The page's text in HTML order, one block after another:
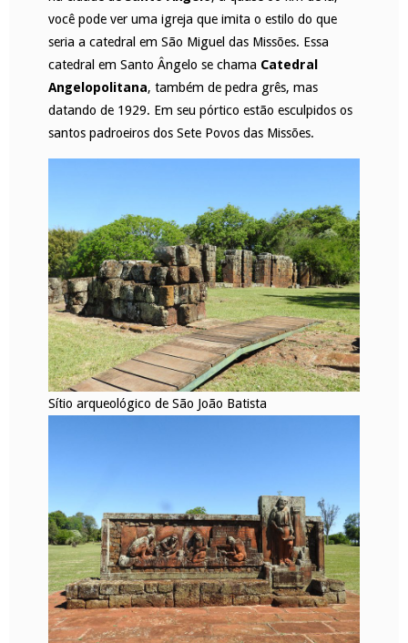
você pode ver uma igreja que imita o estilo do que
seria a catedral em São Miguel das Missões. Essa
catedral em Santo Ângelo se chama Catedral
Angelopolitana, também de pedra grês, mas
datando de 1929. Em seu pórtico estão esculpidos os
santos padroeiros dos Sete Povos das Missões.
Sítio arqueológico de São João Batista